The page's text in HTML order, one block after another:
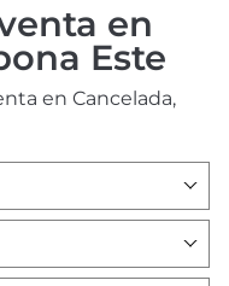
en
Este
en Cancelada,